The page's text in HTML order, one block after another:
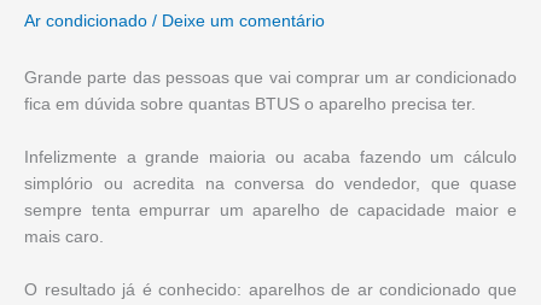
Ar condicionado / Deixe um comentário
Grande parte das pessoas que vai comprar um ar condicionado
fica em dúvida sobre quantas BTUS o aparelho precisa ter.
Infelizmente a grande maioria ou acaba fazendo um cálculo
simplório ou acredita na conversa do vendedor, que quase
sempre tenta empurrar um aparelho de capacidade maior e
mais caro.
O resultado já é conhecido: aparelhos de ar condicionado que